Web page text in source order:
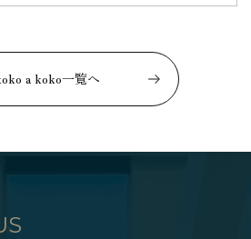
a koko一覧へ